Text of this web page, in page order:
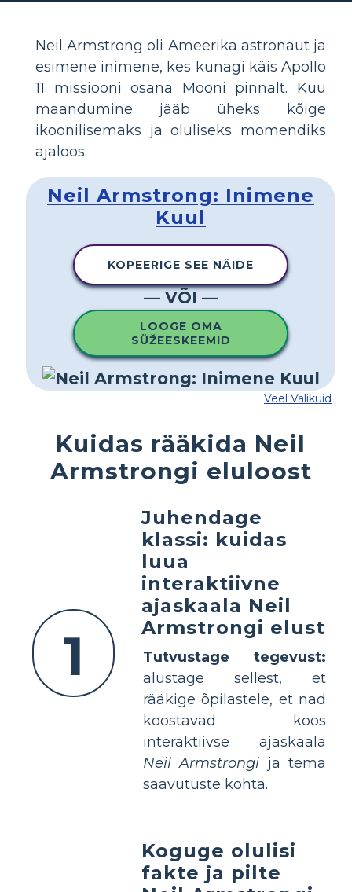
Neil Armstrong oli Ameerika astronaut ja
esimene inimene, kes kunagi käis Apollo
11 missiooni osana Mooni pinnalt. Kuu
maandumine jääb üheks kõige
ikoonilisemaks ja oluliseks momendiks
ajaloos.
Neil Armstrong: Inimene
Kuul
KOPEERIGE SEE NÄIDE
— VÕI —
LOOGE OMA
SÜŽEESKEEMID
Veel Valikuid
Kuidas rääkida Neil
Armstrongi eluloost
1
Juhendage
klassi: kuidas
luua
interaktiivne
ajaskaala Neil
Armstrongi elust
Tutvustage tegevust:
alustage sellest, et
rääkige õpilastele, et nad
koostavad koos
interaktiivse ajaskaala
Neil Armstrongi ja tema
saavutuste kohta.
Koguge olulisi
fakte ja pilte